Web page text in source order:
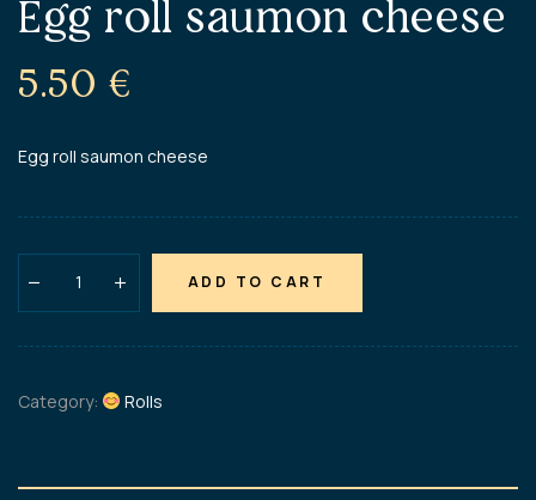
Egg roll saumon cheese
5.50 €
Egg roll saumon cheese
ADD TO CART
Category: Rolls